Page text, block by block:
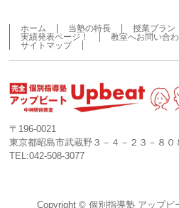
ホーム 当塾の特長 授業プラン
実績発表ページ！
教室へお問い合
サイトマップ
〒196-0021
東京都昭島市武蔵野３－４－２３－８０
TEL:042-508-3077
Copyright ©個別指導塾 アップビ